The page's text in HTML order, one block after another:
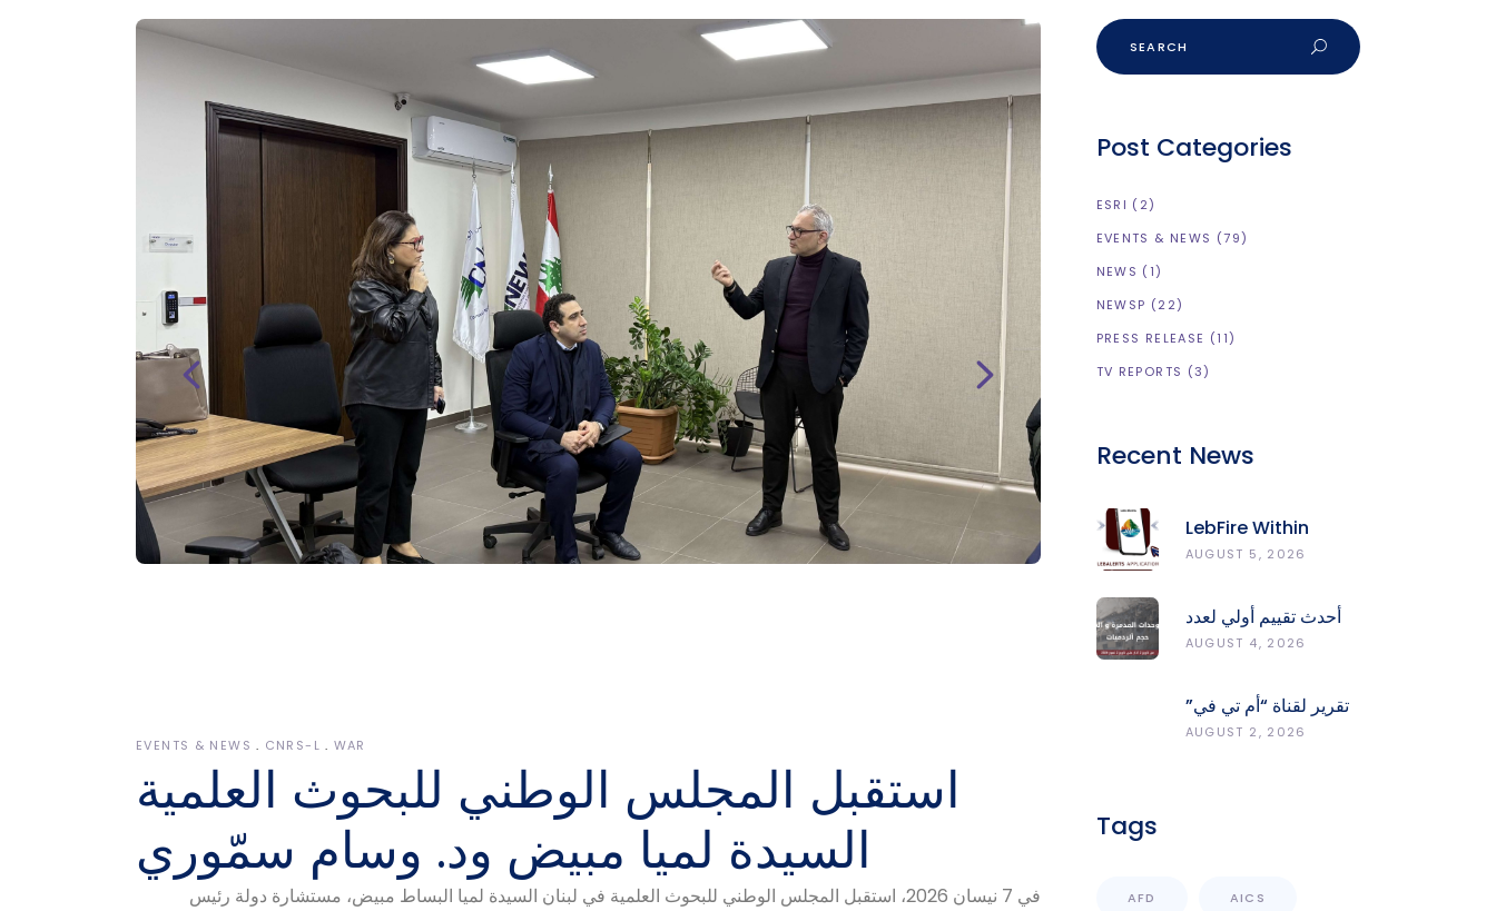
EVENTS & NEWS CNRS-L WAR
استقبل المجلس الوطني للبحوث العلمية
السيدة لميا مبيض ود. وسام سمّوري
في 7 نيسان 2026، استقبل المجلس الوطني للبحوث العلمية في لبنان السيدة لميا البساط مبيض، مستشارة دولة رئيس
Post Categories
ESRI (2)
EVENTS & NEWS (79)
NEWS (1)
NEWSP (22)
PRESS RELEASE (11)
TV REPORTS (3)
Recent News
LebFire Within
LebAlerts: Report
Protect Forests
AUGUST 5, 2026
أحدث تقييم أولي لعدد
الوحدات المدمّرة
الردميات على مستوى
الأقضية
AUGUST 4, 2026
تقرير لقناة “أم تي في”
حول انعكاسات
AUGUST 2, 2026
Tags
AFD AICS